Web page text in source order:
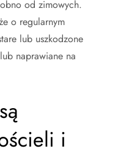
od zimowych.
o regularnym
lub uszkodzone
naprawiane na
i